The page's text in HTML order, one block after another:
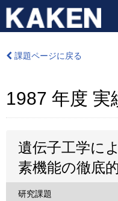
課題ページに戻る
1987 年度 実
遺伝子工学に
素機能の徹底
研究課題